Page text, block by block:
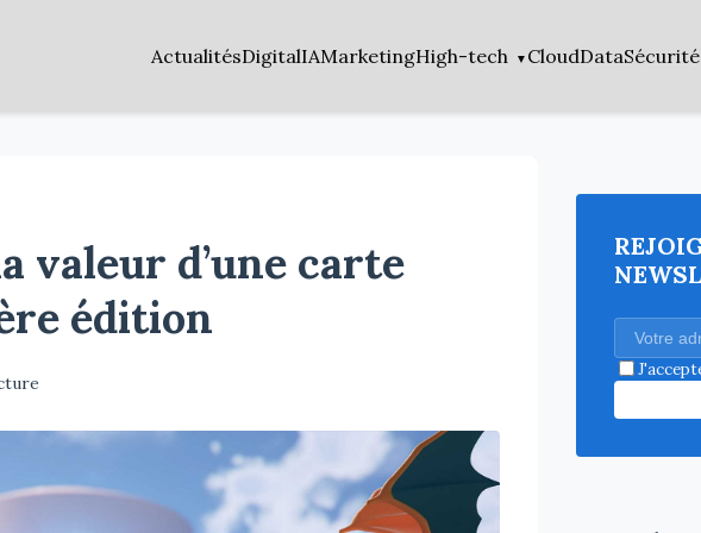
ActualitésDigitalIAMarketingHigh-tech CloudDataSécurité
valeur d’une carte
édition